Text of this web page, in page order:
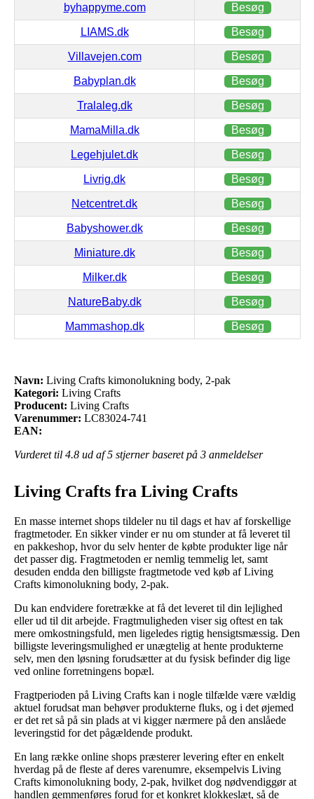
byhappyme.com Besøg
LIAMS.dk Besøg
Villavejen.com Besøg
Babyplan.dk Besøg
Tralaleg.dk Besøg
MamaMilla.dk Besøg
Legehjulet.dk Besøg
Livrig.dk Besøg
Netcentret.dk Besøg
Babyshower.dk Besøg
Miniature.dk Besøg
Milker.dk Besøg
NatureBaby.dk Besøg
Mammashop.dk Besøg
Navn: Living Crafts kimonolukning body, 2-pak
Kategori: Living Crafts
Producent: Living Crafts
Varenummer: LC83024-741
EAN:
Vurderet til 4.8 ud af 5 stjerner baseret på 3 anmeldelser
Living Crafts fra Living Crafts
En masse internet shops tildeler nu til dags et hav af forskellige
fragtmetoder. En sikker vinder er nu om stunder at få leveret til
en pakkeshop, hvor du selv henter de købte produkter lige når
det passer dig. Fragtmetoden er nemlig temmelig let, samt
desuden endda den billigste fragtmetode ved køb af Living
Crafts kimonolukning body, 2-pak.
Du kan endvidere foretrække at få det leveret til din lejlighed
eller ud til dit arbejde. Fragtmuligheden viser sig oftest en tak
mere omkostningsfuld, men ligeledes rigtig hensigtsmæssig. Den
billigste leveringsmulighed er unægtelig at hente produkterne
selv, men den løsning forudsætter at du fysisk befinder dig lige
ved online forretningens bopæl.
Fragtperioden på Living Crafts kan i nogle tilfælde være vældig
aktuel forudsat man behøver produkterne fluks, og i det øjemed
er det ret så på sin plads at vi kigger nærmere på den anslåede
leveringstid for det pågældende produkt.
En lang række online shops præsterer levering efter en enkelt
hverdag på de fleste af deres varenumre, eksempelvis Living
Crafts kimonolukning body, 2-pak, hvilket dog nødvendiggør at
handlen gemmenføres forud for et konkret klokkeslæt, så de